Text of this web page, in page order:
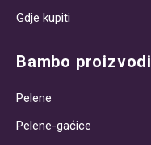
Gdje kupiti
Bambo proizvodi
Pelene
Pelene-gaćice